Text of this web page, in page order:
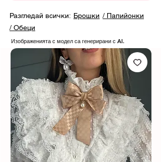
Разгледай всички: Брошки / Папийонки
/ Обеци
Изображенията с модел са генерирани с AI.